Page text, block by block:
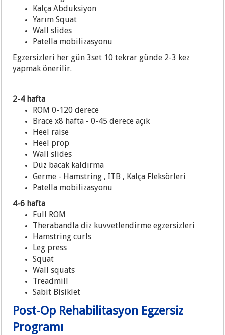
Kalça Abduksiyon
Yarım Squat
Wall slides
Patella mobilizasyonu
Egzersizleri her gün 3set 10 tekrar günde 2-3 kez
yapmak önerilir.
2-4 hafta
ROM 0-120 derece
Brace x8 hafta - 0-45 derece açık
Heel raise
Heel prop
Wall slides
Düz bacak kaldırma
Germe - Hamstring , ITB , Kalça Fleksörleri
Patella mobilizasyonu
4-6 hafta
Full ROM
Therabandla diz kuvvetlendirme egzersizleri
Hamstring curls
Leg press
Squat
Wall squats
Treadmill
Sabit Bisiklet
Post-Op Rehabilitasyon Egzersiz
Programı